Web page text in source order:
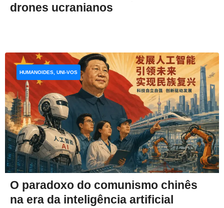
drones ucranianos
O paradoxo do comunismo chinês
na era da inteligência artificial
HUMANOIDES, UNI-VOS